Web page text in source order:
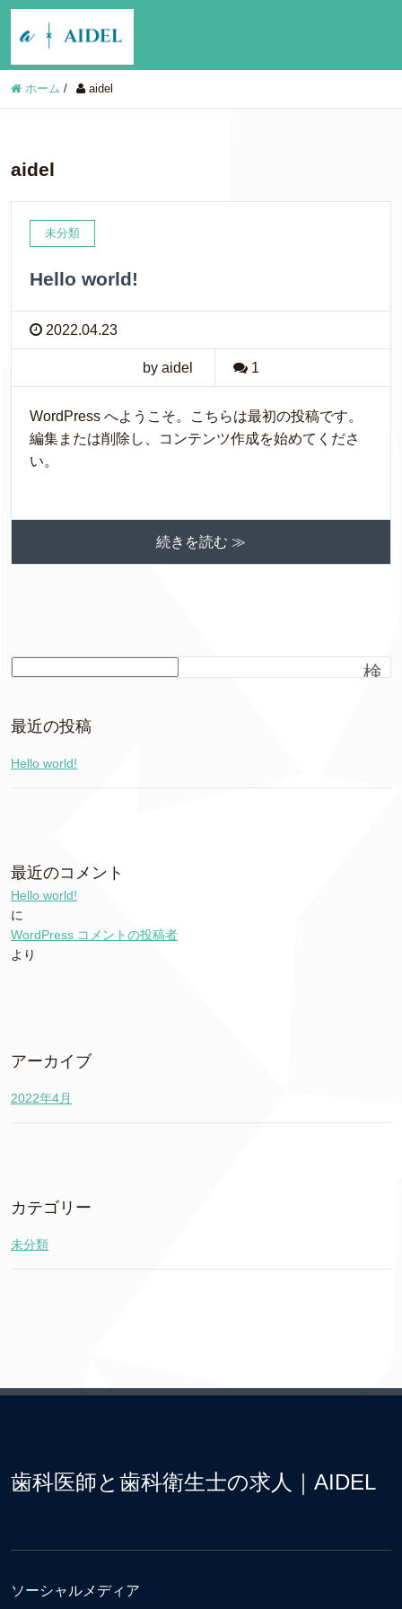
ホーム / aidel
aidel
未分類
Hello world!
2022.04.23
by aidel 1
WordPress へようこそ。こちらは最初の投稿です。
編集または削除し、コンテンツ作成を始めてくださ
い。
続きを読む ≫
検
最近の投稿
Hello world!
最近のコメント
Hello world!
に
WordPress コメントの投稿者
より
アーカイブ
2022年4月
カテゴリー
未分類
歯科医師と歯科衛生士の求人｜AIDEL
ソーシャルメディア